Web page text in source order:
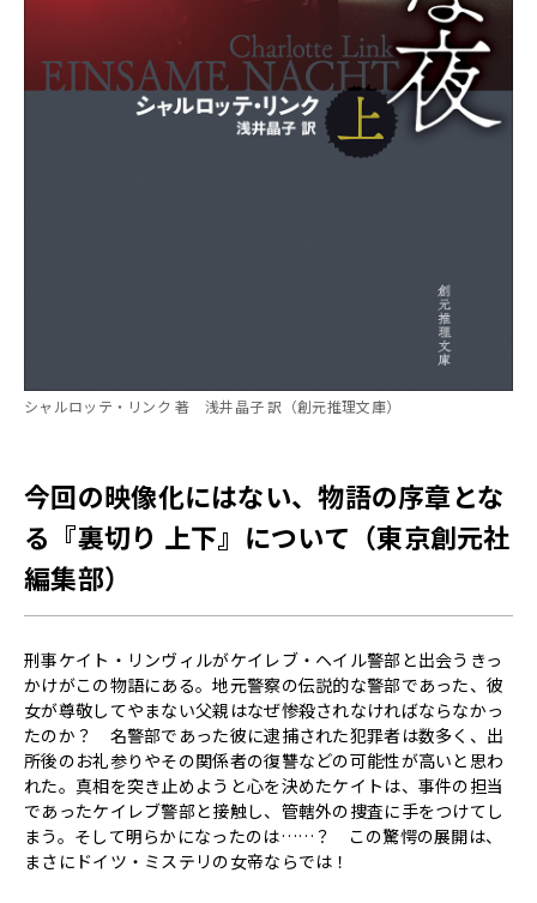
シャルロッテ・リンク 著 浅井晶子 訳（創元推理文庫）
今回の映像化にはない、物語の序章とな
る『裏切り 上下』について（東京創元社
編集部）
刑事ケイト・リンヴィルがケイレブ・ヘイル警部と出会うきっ
かけがこの物語にある。地元警察の伝説的な警部であった、彼
女が尊敬してやまない父親はなぜ惨殺されなければならなかっ
たのか？ 名警部であった彼に逮捕された犯罪者は数多く、出
所後のお礼参りやその関係者の復讐などの可能性が高いと思わ
れた。真相を突き止めようと心を決めたケイトは、事件の担当
であったケイレブ警部と接触し、管轄外の捜査に手をつけてし
まう。そして明らかになったのは……？ この驚愕の展開は、
まさにドイツ・ミステリの女帝ならでは！